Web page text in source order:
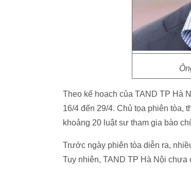
Theo kế hoạch của TAND TP Hà
16/4 đến 29/4. Chủ tọa phiên tòa,
khoảng 20 luật sư tham gia bào
Trước ngày phiên tòa diễn ra,
Tuy nhiên, TAND TP Hà Nội chưa